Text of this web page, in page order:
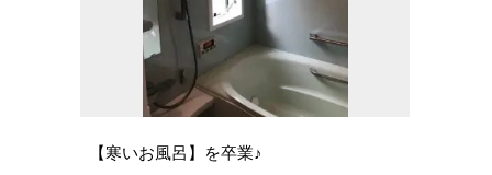
【寒いお風呂】を卒業♪